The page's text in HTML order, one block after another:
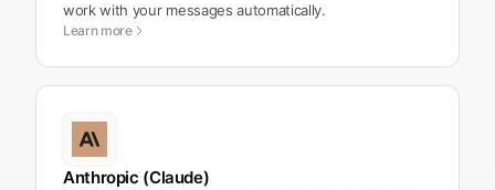
work with your messages automatically.
Learn more
Anthropic (Claude)